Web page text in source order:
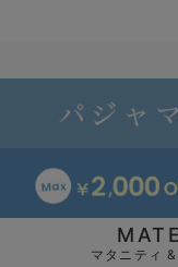
マタニティ